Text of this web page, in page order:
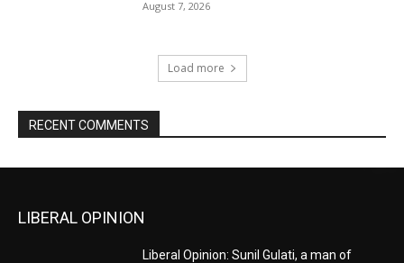
August 7, 2026
Load more
RECENT COMMENTS
LIBERAL OPINION
Liberal Opinion: Sunil Gulati, a man of